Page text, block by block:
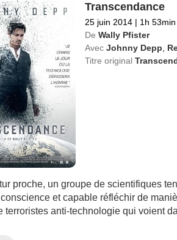
Transcendance
25 juin 2014 | 1h 53min
De Wally Pfister
Avec Johnny Depp
Titre original
proche, un groupe de scientifiques
conscience et capable réfléchir de
terroristes anti-technologie qui voient